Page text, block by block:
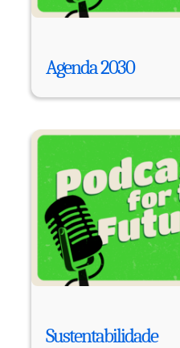
Agenda 2030
Sustentabilidade